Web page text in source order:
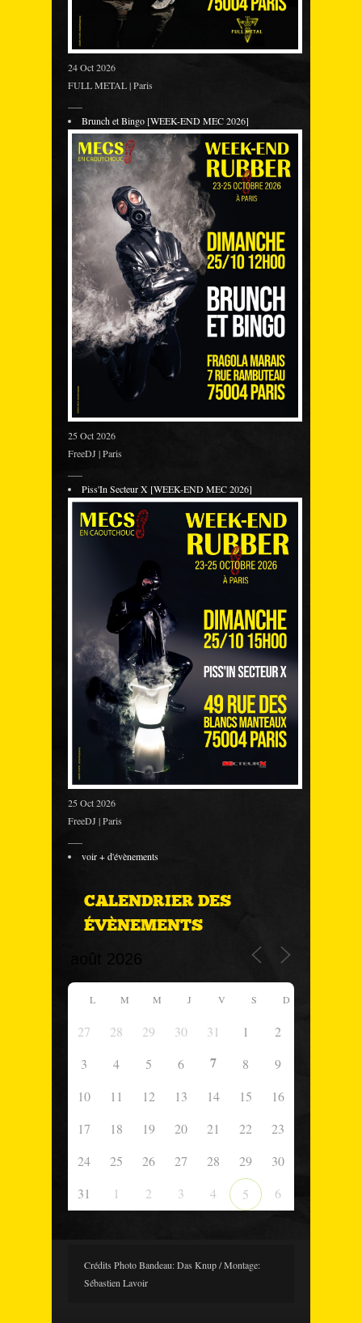
24 Oct 2026
FULL METAL | Paris
Brunch et Bingo [WEEK-END MEC 2026]
25 Oct 2026
FreeDJ | Paris
Piss'In Secteur X [WEEK-END MEC 2026]
25 Oct 2026
FreeDJ | Paris
voir + d'évènements
CALENDRIER DES
ÉVÈNEMENTS
L M M J V S D
27 28 29 30 31 1
2
3
4 5 6 7 8
9
10
11 12 13 14 15
16
17
18 19 20 21 22
23
24
25 26 27 28 29
30
31
1 2 3 4 5 6
Crédits Photo Bandeau: Das Knup / Montage:
Sébastien Lavoir